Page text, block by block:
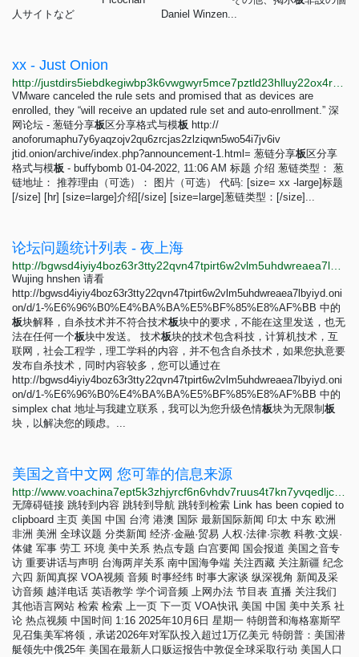
人サイトなど Daniel Winzen...
xx - Just Onion
VMware canceled the rule sets and promised that as devices are
enrolled, they “will receive an updated rule set and auto-enrollment.” 深
网论坛 - 葱链分享板区分享格式与模板 http://
anoforumaphu7y6yaqzojv2qu6zrcjas2zlziqwn5wo54i7jv6iv
jtid.onion/archive/index.php?announcement-1.html= 葱链分享板区分享
格式与模板 - buffybomb 01-04-2022, 11:06 AM 标题 介绍 葱链类型： 葱
链地址： 推荐理由（可选）： 图片（可选） 代码: [size= xx -large]标题
[/size] [hr] [size=large]介绍[/size] [size=large]葱链类型：[/size]...
论坛问题统计列表 - 夜上海
Wujing hnshen 请看
http://bgwsd4iyiy4boz63r3tty22qvn47tpirt6w2vlm5uhdwreaea7lbyiyd.oni
on/d/1-%E6%96%B0%E4%BA%BA%E5%BF%85%E8%AF%BB 中的
板块解释，自杀技术并不符合技术板块中的要求，不能在这里发送，也无
法在任何一个板块中发送。 技术板块的技术包含科技，计算机技术，互
联网，社会工程学，理工学科的内容，并不包含自杀技术，如果您执意要
发布自杀技术，同时内容较多，您可以通过在
http://bgwsd4iyiy4boz63r3tty22qvn47tpirt6w2vlm5uhdwreaea7lbyiyd.oni
on/d/1-%E6%96%B0%E4%BA%BA%E5%BF%85%E8%AF%BB 中的
simplex chat 地址与我建立联系，我可以为您升级色情板块为无限制 板
块，以解决您的顾虑。...
美国之音中文网 您可靠的信息来源
无障碍链接 跳转到内容 跳转到导航 跳转到检索 Link has been copied to
clipboard 主页 美国 中国 台湾 港澳 国际 最新国际新闻 印太 中东 欧洲
非洲 美洲 全球议题 分类新闻 经济·金融·贸易 人权·法律·宗教 科教·文娱·
体健 军事 劳工 环境 美中关系 热点专题 白宫要闻 国会报道 美国之音专
访 重要讲话与声明 台海两岸关系 南中国海争端 关注西藏 关注新疆 纪念
六四 新闻真探 VOA视频 音频 时事经纬 时事大家谈 纵深视角 新闻及采
访音频 越洋电话 英语教学 学个词音频 上网办法 节目表 直播 关注我们
其他语言网站 检索 检索 上一页 下一页 VOA快讯 美国 中国 美中关系 社
论 热点视频 中国时间 1:16 2025年10月6日 星期一 特朗普和海格塞斯罕
见召集美军将领，承诺2026年对军队投入超过1万亿美元 特朗普：美国潜
艇领先中俄25年 美国在最新人口贩运报告中敦促全球采取行动 美国人口